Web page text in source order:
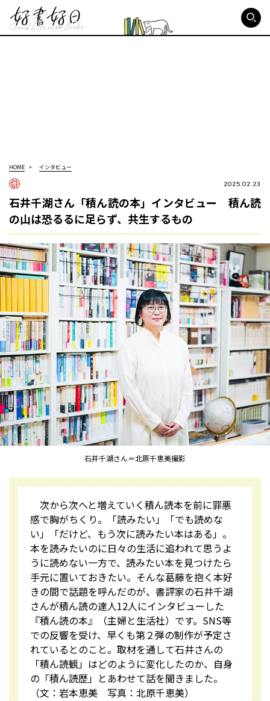
HOME インタビュー
2025.02.23
石井千湖さん「積ん読の本」インタビュー 積ん読
の山は恐るるに足らず、共生するもの
石井千湖さん＝北原千恵美撮影
次から次へと増えていく積ん読本を前に罪悪
感で胸がちくり。「読みたい」「でも読めな
い」「だけど、もう次に読みたい本はある」――。
本を読みたいのに日々の生活に追われて思うよ
うに読めない一方で、読みたい本を見つけたら
手元に置いておきたい。そんな葛藤を抱く本好
きの間で話題を呼んだのが、書評家の石井千湖
さんが積ん読の達人12人にインタビューした
『積ん読の本』（主婦と生活社）です。SNS等
での反響を受け、早くも第２弾の制作が予定さ
れているとのこと。取材を通して石井さんの
「積ん読観」はどのように変化したのか、自身
の「積ん読歴」とあわせて話を聞きました。
（文：岩本恵美 写真：北原千恵美）